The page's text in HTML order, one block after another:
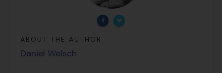
Lecciones por email...
ABOUT THE AUTHOR
Daniel Welsch